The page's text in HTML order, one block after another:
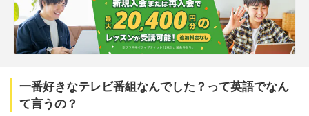
一番好きなテレビ番組なんでした？って英語でなん
て言うの？